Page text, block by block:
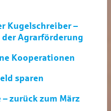
Kugelschreiber –
Agrarförderung
Kooperationen
sparen
zurück zum März